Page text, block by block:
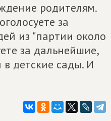
родителям.
за
из "партии около
за дальнейшие,
детские сады. И